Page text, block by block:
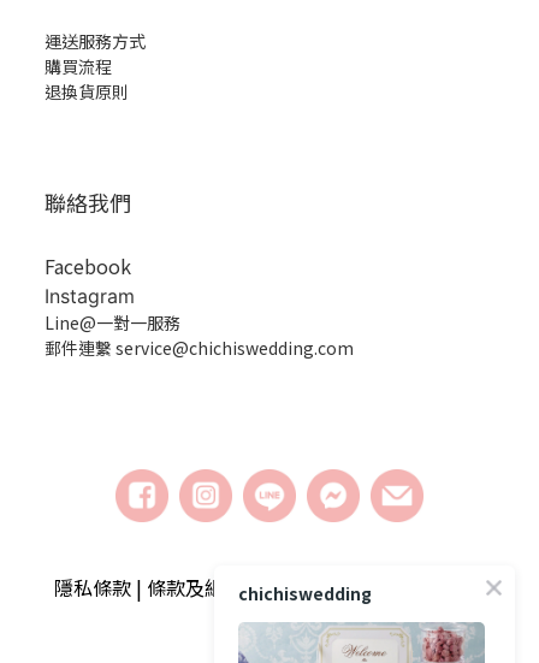
運送服務方式
購買流程
退換貨原則
聯絡我們
Facebook
Instagram
Line@一對一服務
郵件連繫 service@chichiswedding.com
隱私條款 | 條款及細則 | 2018 © chichiswedding婚
禮小物
chichiswedding